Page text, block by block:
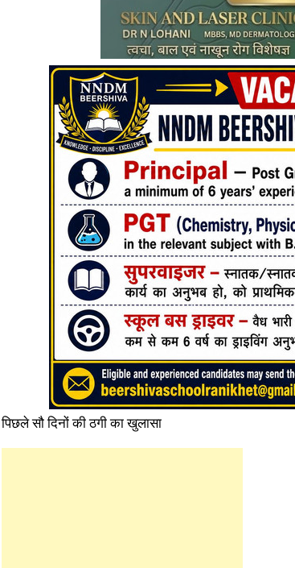
पिछले सौ दिनों की ठगी का खुलासा